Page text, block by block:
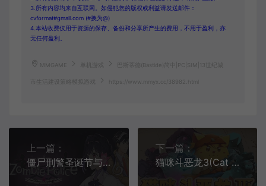
3.所有内容均来自互联网。如侵犯您的版权或利益请发送邮件：
cvformat#gmail.com (#换为@)
4.本站收费仅用于资源的保存、备份和分享所产生的费用，不用于盈利，亦
无任何盈利。
MMGAME 巴斯蒂德(Bastide)简中|PC|SIM|13世纪城
市生活建设策略模拟游戏 https://www.mmyx.cc/38982.html
上一篇：
僵尸刑警圣诞节与僵尸共舞(Zombie Police: Christmas Dancing)简中|PC|AVG|悬疑冒险解谜游戏
下一篇：
猫咪斗恶龙3(Cat Quest III)开放世界动作RPG游戏|下载